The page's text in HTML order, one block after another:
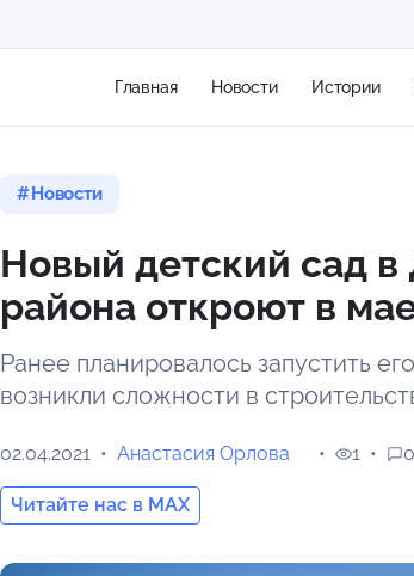
Главная Новости Истории
Новости
Новый детский сад
района откроют в
Ранее планировалось запустить
возникли сложности в
02.04.2021 Анастасия Орлова
Читайте нас в MAX
1 0